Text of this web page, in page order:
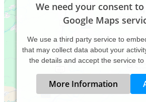
We need your consent
Google Maps
We use a third party service to
that may collect data about your
the details and accept the service to
More Information